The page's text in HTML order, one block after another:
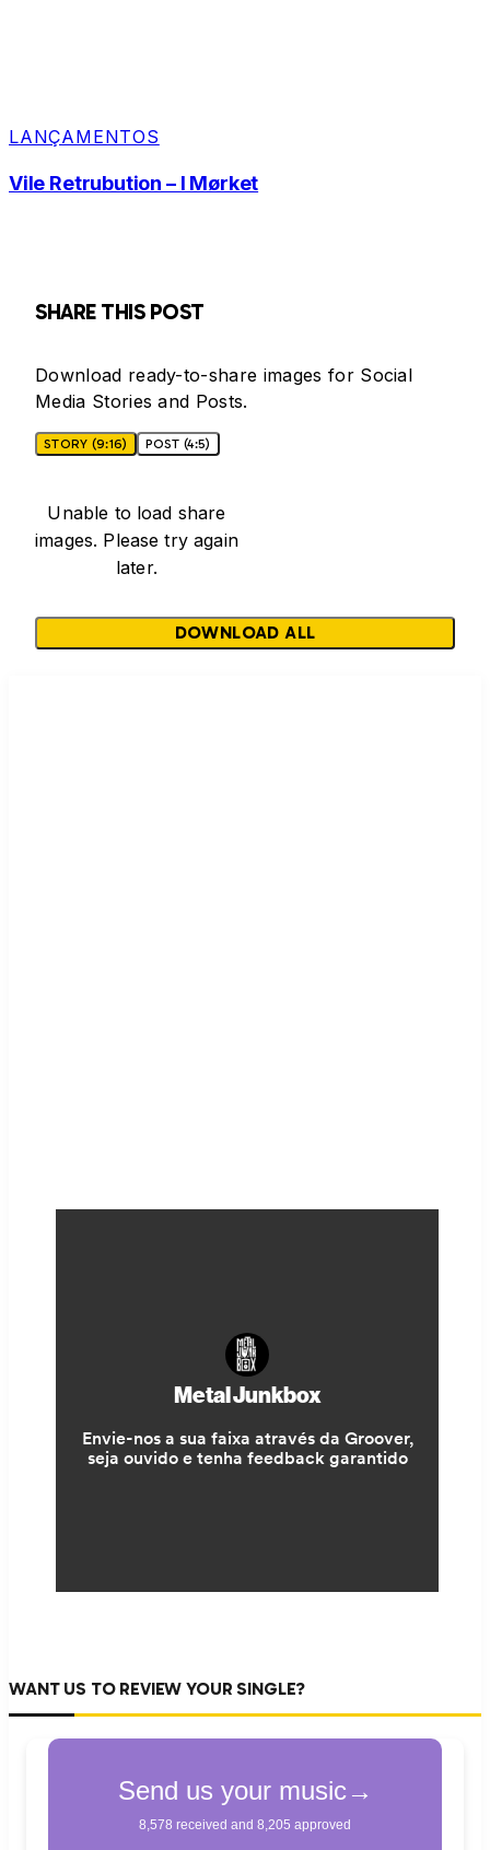
LANÇAMENTOS
Vile Retrubution – I Mørket
SHARE THIS POST
Download ready-to-share images for Social
Media Stories and Posts.
STORY (9:16) POST (4:5)
Unable to load share
images. Please try again
later.
DOWNLOAD ALL
WANT US TO REVIEW YOUR SINGLE?